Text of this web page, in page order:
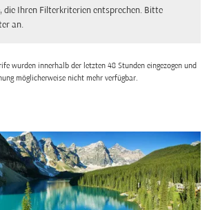
die Ihren Filterkriterien entsprechen. Bitte
an.
wurden innerhalb der letzten 48 Stunden eingezogen und
möglicherweise nicht mehr verfügbar.